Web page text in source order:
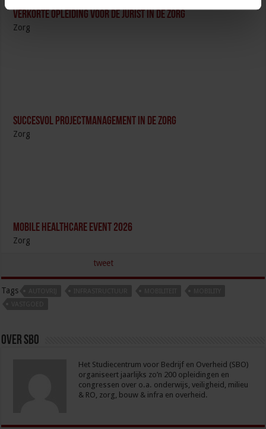
Verkorte opleiding voor de Jurist in de Zorg
Zorg
Succesvol Projectmanagement in de Zorg
Zorg
Mobile Healthcare Event 2026
Zorg
tweet
Tags
Over sbo
Het Studiecentrum voor Bedrijf en Overheid (SBO)
organiseert jaarlijks zo’n 200 opleidingen en
congressen over o.a. onderwijs, veiligheid, milieu
& RO, zorg, bouw & infra en overheid.